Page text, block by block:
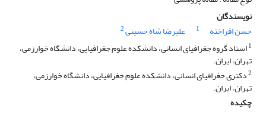
نویسندگان
حسن افراخته
1 علیرضا شاه حسینی2
1استاد گروه جغرافیای انسانی، دانشکده علوم جغرافیایی، دانشگاه خوارزمی،
تهران، ایران.
2دکتری جغرافیای انسانی، دانشکده علوم جغرافیایی، دانشگاه خوارزمی،
تهران، ایران.
چکیده